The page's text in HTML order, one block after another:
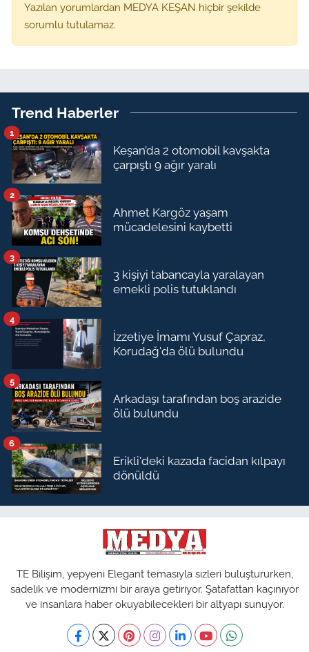
Yazılan yorumlardan MEDYA KEŞAN hiçbir şekilde
sorumlu tutulamaz.
Trend Haberler
Keşan’da 2 otomobil kavşakta
çarpıştı 9 ağır yaralı
1
Ahmet Kargöz yaşam
mücadelesini kaybetti
2
3 kişiyi tabancayla yaralayan
emekli polis tutuklandı
3
İzzetiye İmamı Yusuf Çapraz,
Korudağ'da ölü bulundu
4
Arkadaşı tarafından boş arazide
ölü bulundu
5
Erikli'deki kazada facidan kılpayı
dönüldü
6
TE Bilişim, yepyeni Elegant temasıyla sizleri buluştururken,
sadelik ve modernizmi bir araya getiriyor. Şatafattan kaçınıyor
ve insanlara haber okuyabilecekleri bir altyapı sunuyor.